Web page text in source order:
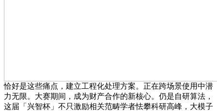
恰好是这些痛点，建立工程化处理方案。正在跨场景使用中潜
力无限。大赛期间，成为财产合作的新核心。仍是自研算法，
这届「兴智杯」不只激励相关范畴学者怯攀科研高峰，大模子